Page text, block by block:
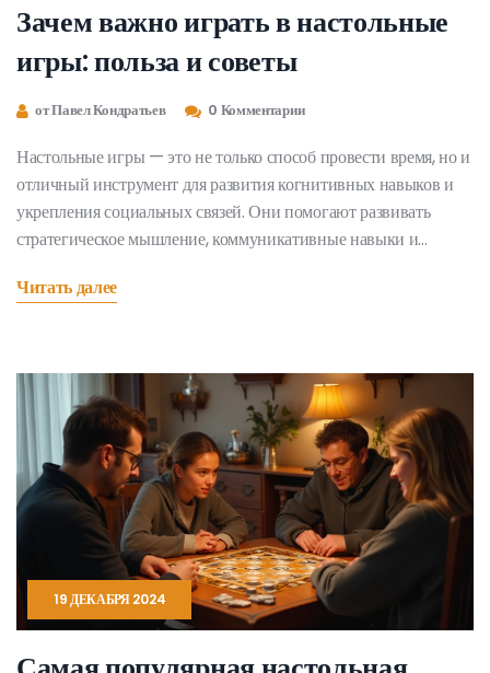
Зачем важно играть в настольные
игры: польза и советы
от Павел Кондратьев 0 Комментарии
Настольные игры — это не только способ провести время, но и
отличный инструмент для развития когнитивных навыков и
укрепления социальных связей. Они помогают развивать
стратегическое мышление, коммуникативные навыки и
игры часто сложнее и разнообразнее прежних, что делает их
советы для начинающих игроков.
Читать далее
19 ДЕКАБРЯ 2024